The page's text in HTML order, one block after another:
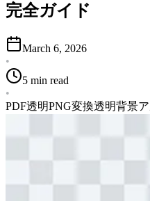
完全ガイド
March 6, 2026
•
5 min read
•
PDF透明PNG変換透明背景